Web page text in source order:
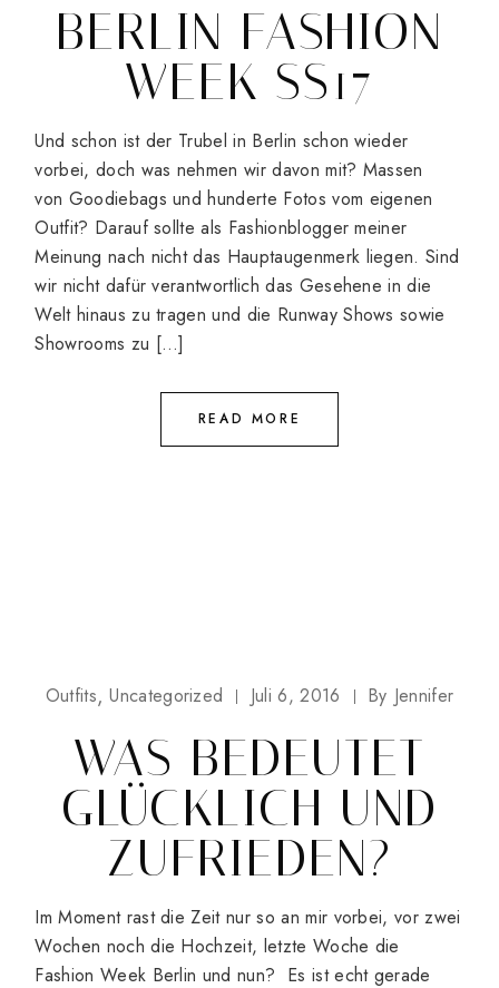
BERLIN FASHION
WEEK SS17
Und schon ist der Trubel in Berlin schon wieder
vorbei, doch was nehmen wir davon mit? Massen
von Goodiebags und hunderte Fotos vom eigenen
Outfit? Darauf sollte als Fashionblogger meiner
Meinung nach nicht das Hauptaugenmerk liegen. Sind
wir nicht dafür verantwortlich das Gesehene in die
Welt hinaus zu tragen und die Runway Shows sowie
Showrooms zu […]
READ MORE
Outfits Uncategorized Juli 6, 2016 By Jennifer
WAS BEDEUTET
GLÜCKLICH UND
ZUFRIEDEN?
Im Moment rast die Zeit nur so an mir vorbei, vor zwei
Wochen noch die Hochzeit, letzte Woche die
Fashion Week Berlin und nun? Es ist echt gerade